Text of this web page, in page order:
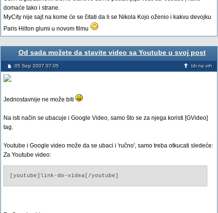
domaće tako i strane.
MyCity nije sajt na kome će se čitati da li se Nikola Kojo oženio i kakvu devojku
Paris Hilton glumi u novom filmu
Od sada možete da stavite video sa Youtube u svoj post
05 Sep 2007 07:05 Idi na vrh
Jednostavnije ne može biti
Na isti način se ubacuje i Google Video, samo što se za njega koristi [GVideo]
tag.
Youtube i Google video može da se ubaci i 'ručno', samo treba otkucati sledeće:
Za Youtube video:
[youtube]link-do-videa[/youtube]